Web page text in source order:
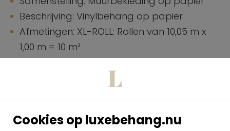
Cookies op luxebehang.nu
Beschrijving: Vinylbehang op papier
Afmetingen: XL-ROLL: Rollen van 10,05 m x
1,00 m = 10 m²
Aanzet: Vrije aanzet 0 cm
Lijm: Metyl Speciaal (200 gr. in 4 l. water)
Hoe verlijmen: Banen inlijmen